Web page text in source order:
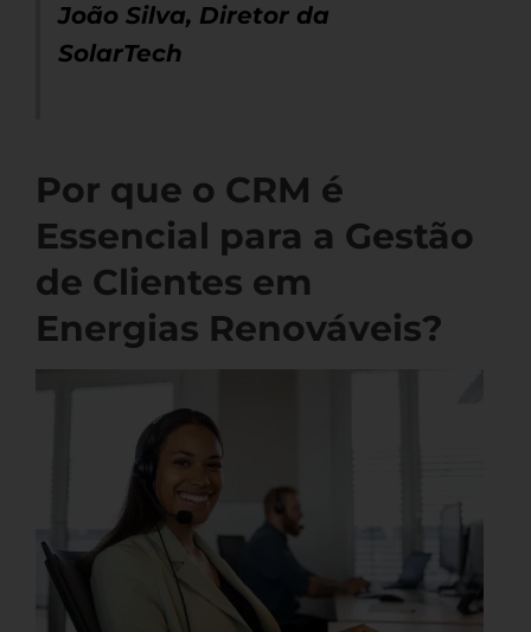
João Silva, Diretor da
SolarTech
Por que o CRM é
Essencial para a Gestão
de Clientes em
Energias Renováveis?